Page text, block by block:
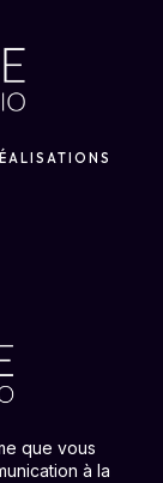
que vous
à la